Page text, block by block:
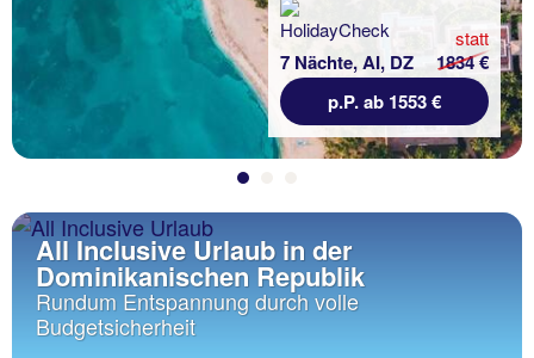
7 Nächte, AI, DZ
statt
1834 €
p.P. ab 1553 €
All Inclusive Urlaub in der
Dominikanischen Republik
Rundum Entspannung durch volle
Budgetsicherheit